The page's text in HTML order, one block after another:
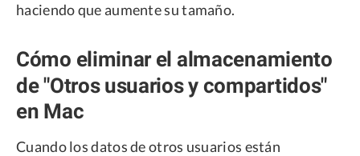
haciendo que aumente su tamaño.
Cómo eliminar el almacenamiento
de "Otros usuarios y compartidos"
en Mac
Cuando los datos de otros usuarios están